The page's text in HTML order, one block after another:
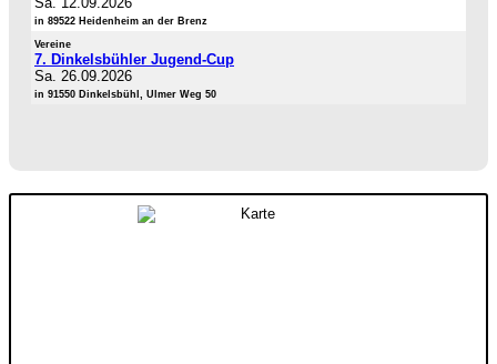
in 89522 Heidenheim an der Brenz
Vereine
7. Dinkelsbühler Jugend-Cup
Sa. 26.09.2026
in 91550 Dinkelsbühl, Ulmer Weg 50